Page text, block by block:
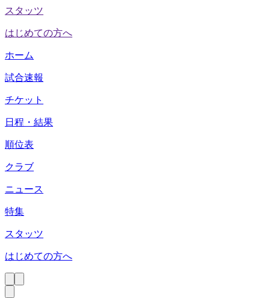
スタッツ
はじめての方へ
ホーム
試合速報
チケット
日程・結果
順位表
クラブ
ニュース
特集
スタッツ
はじめての方へ